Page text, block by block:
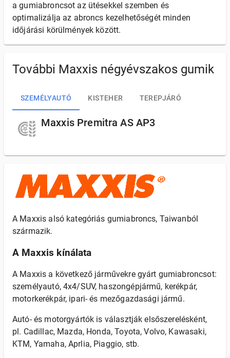
a gumiabroncsot az ütésekkel szemben és
optimalizálja az abroncs kezelhetőségét minden
időjárási körülmények között.
További Maxxis négyévszakos gumik
SZEMÉLYAUTÓ KISTEHER TEREPJÁRÓ
Maxxis Premitra AS AP3
A Maxxis alsó kategóriás gumiabroncs, Taiwanból
származik.
A Maxxis kínálata
A Maxxis a következő járművekre gyárt gumiabroncsot:
személyautó, 4x4/SUV, haszongépjármű, kerékpár,
motorkerékpár, ipari- és mezőgazdasági jármű.
Autó- és motorgyártók is választják elsőszerelésként,
pl. Cadillac, Mazda, Honda, Toyota, Volvo, Kawasaki,
KTM, Yamaha, Aprlia, Piaggio, stb.